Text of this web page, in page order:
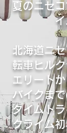
夏のニセ
北海道ニ
転車ヒル
エリート
バイクま
タイムト
クライム